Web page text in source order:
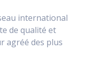
international
de qualité et
agréé des plus